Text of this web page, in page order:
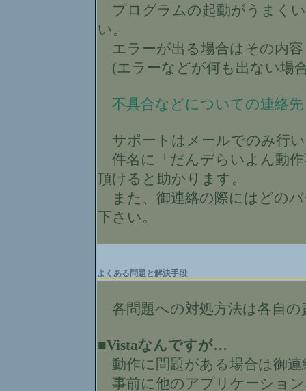
プログラムの起動がうまく
い。
エラーが出る場合はその内
(エラーなどが何も出ない場
不具合などについての連絡先
サポートはメールでのみ行
件名に「だんデらいよん動
頂けると助かります。
また、御連絡の際にはどの
下さい。
よくある問題と解決手段
各問題への対処方法は各自
■Vistaなんですが…
動作に問題がある場合は御連
事前に他のアプリケーショ